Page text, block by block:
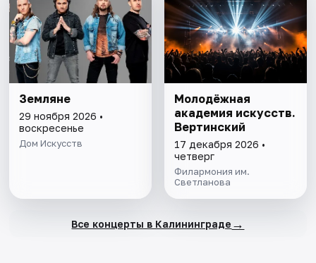
Земляне
29 ноября 2026 •
воскресенье
Дом Искусств
Молодёжная
академия искусств.
Вертинский
17 декабря 2026 •
четверг
Филармония им.
Светланова
Все концерты в Калининграде →